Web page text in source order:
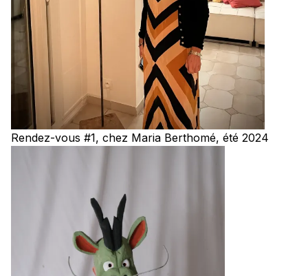
Rendez-vous #1, chez Maria Berthomé, été 2024